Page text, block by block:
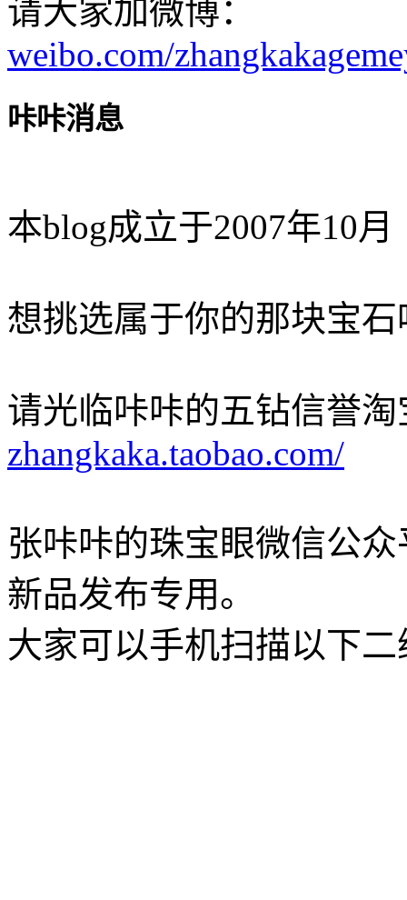
请大家加微博：
weibo.com/
咔咔消息
本blog成立于2007年10月
想挑选属于你的那块宝石
请光临咔咔的五钻信誉淘
zhangkaka.taobao.com/
张咔咔的珠宝眼微信公
新品发布专用。
大家可以手机扫描以下